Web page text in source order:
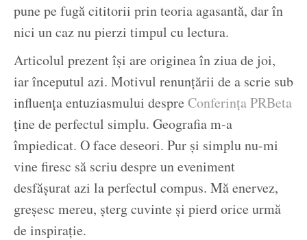
pune pe fugă cititorii prin teoria agasantă, dar în
nici un caz nu pierzi timpul cu lectura.
Articolul prezent își are originea în ziua de joi,
iar începutul azi. Motivul renunțării de a scrie sub
influența entuziasmului despre Conferința PRBeta
ține de perfectul simplu. Geografia m-a
împiedicat. O face deseori. Pur și simplu nu-mi
vine firesc să scriu despre un eveniment
desfășurat azi la perfectul compus. Mă enervez,
greșesc mereu, șterg cuvinte și pierd orice urmă
de inspirație.